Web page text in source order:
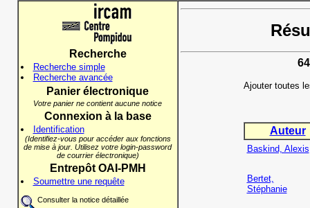
Recherche
Recherche simple
Recherche avancée
Panier électronique
Votre panier ne contient aucune notice
Connexion à la base
Identification
(Identifiez-vous pour accéder aux fonctions
de mise à jour. Utilisez votre login-password
de courrier électronique)
Entrepôt OAI-PMH
Soumettre une requête
Consulter la notice détaillée
Ajouter toutes
Auteur
Baskind, Alexis
Bertet,
Stéphanie